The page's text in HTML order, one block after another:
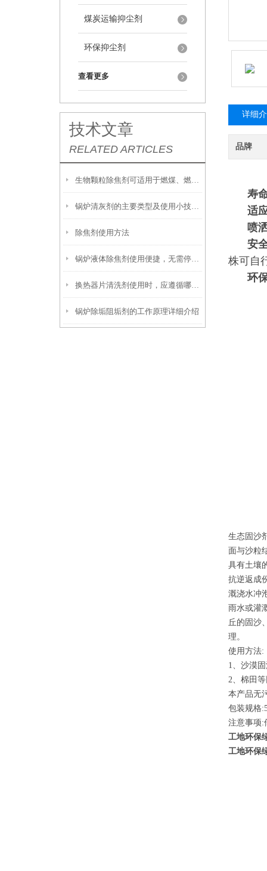
煤炭运输抑尘剂
环保抑尘剂
查看更多
技术文章
RELATED ARTICLES
生物颗粒除焦剂可适用于燃煤、燃油及生物质混燃锅炉的定期除焦
锅炉清灰剂的主要类型及使用小技巧分享
除焦剂使用方法
锅炉液体除焦剂使用便捷，无需停炉即可在线投加
换热器片清洗剂使用时，应遵循哪些步骤？
锅炉除垢阻垢剂的工作原理详细介绍
详细
品牌
寿
适
喷
安
株可自
环
生态固沙
面与沙粒
具有土壤
抗逆返成
溉浇水冲
雨水或灌
丘的固沙
理。
使用方法:
1、沙漠
2、棉田
本产品无
包装规格
注意事项:
工地环保
工地环保